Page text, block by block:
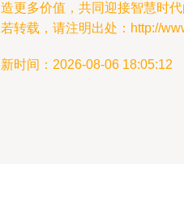
更多价值，共同迎接智慧时代
转载，请注明出处：http://
时间：2026-08-06 18:05:12